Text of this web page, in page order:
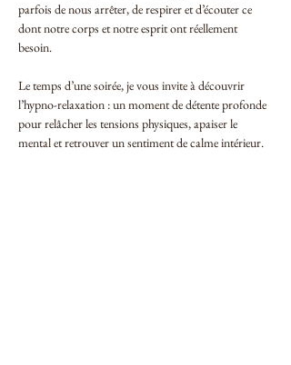
parfois de nous arrêter, de respirer et d’écouter ce
dont notre corps et notre esprit ont réellement
besoin.
Le temps d’une soirée, je vous invite à découvrir
l’hypno-relaxation : un moment de détente profonde
pour relâcher les tensions physiques, apaiser le
mental et retrouver un sentiment de calme intérieur.